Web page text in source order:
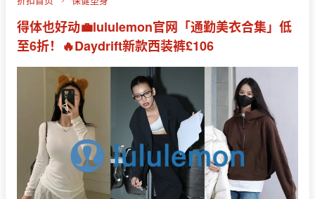
得体也好动💼lululemon官网「通勤美衣合集」低
至6折！🔥Daydrift新款西装裤£106